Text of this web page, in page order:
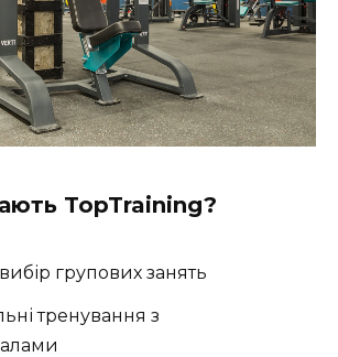
TopTraining?
групових занять
тренування з